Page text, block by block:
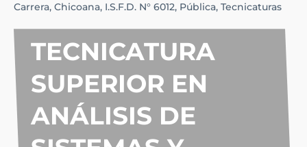
Carrera, Chicoana, I.S.F.D. N° 6012, Pública, Tecnicaturas
TECNICATURA
SUPERIOR EN
ANÁLISIS DE